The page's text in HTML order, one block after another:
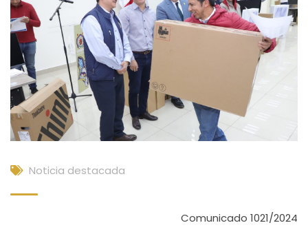
Noticia destacada
Comunicado 1021/2024